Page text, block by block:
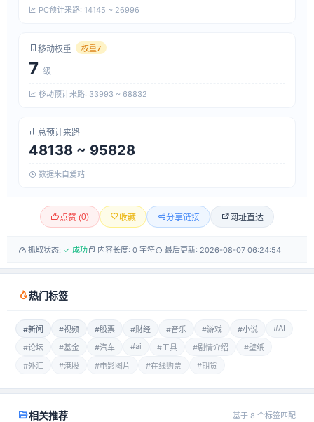
PC预计来路: 14145 ~ 26996
移动权重 权重7
7 级
移动预计来路: 33993 ~ 68832
总预计来路
48138 ~ 95828
数据来自爱站
点赞 (0) 收藏 分享链接 网址直达
抓取状态: ✓ 成功 内容长度: 0 字符 最后更新: 2026-08-07 06:24:54
热门标签
#新闻 #视频 #股票 #财经 #音乐 #游戏 #小说
#AI
#论坛
#基金 #汽车 #ai #工具 #剧情介绍
#壁纸
#外汇
#港股 #电影图片 #在线购票 #期货
相关推荐 基于 8 个标签匹配